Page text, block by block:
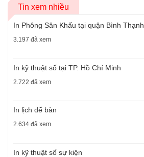
Tin xem nhiều
In Phông Sân Khấu tại quận Bình Thạnh
3.197 đã xem
In kỹ thuật số tại TP. Hồ Chí Minh
2.722 đã xem
In lịch để bàn
2.634 đã xem
In kỹ thuật số sự kiện